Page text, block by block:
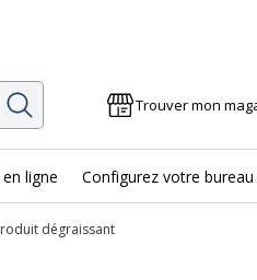
Rechercher Trouver mon
ligne Configurez votre bureau
dégraissant